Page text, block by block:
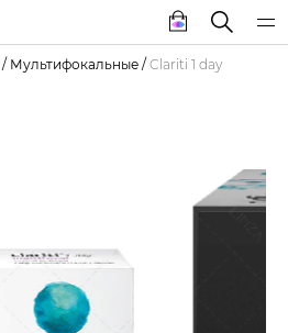
/ Мультифокальные / Clariti 1 day